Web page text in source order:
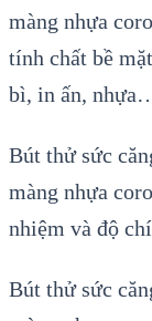
màng nhựa
tính chất bề
bì, in ấn,
Bút thử sức
màng nhựa
nhiệm và độ
Bút thử sức